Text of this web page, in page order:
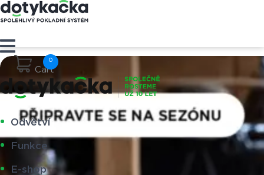
Cart
Odvětví
Funkce
E-shop